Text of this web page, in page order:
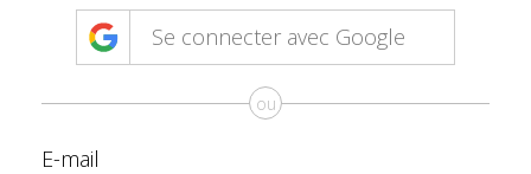
Se connecter avec Google
ou
E-mail